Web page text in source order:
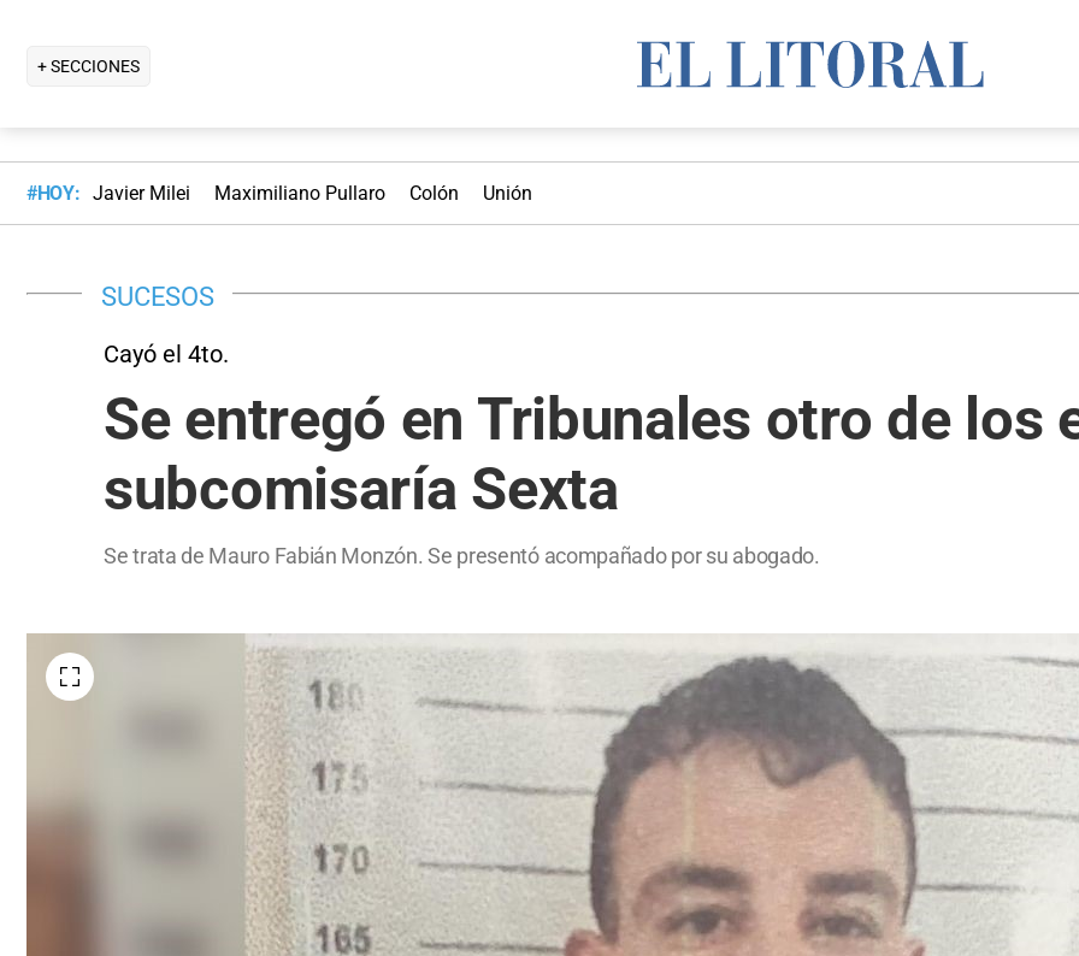
+ SECCIONES
#HOY: Javier Milei Maximiliano Pullaro Colón Unión
SUCESOS
Cayó el 4to.
Se entregó en Tribunales otro de los
subcomisaría Sexta
Se trata de Mauro Fabián Monzón. Se presentó acompañado por su abogado.